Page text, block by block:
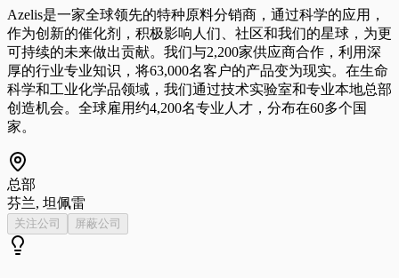
Azelis是一家全球领先的特种原料分销商，通过科学的应用，
作为创新的催化剂，积极影响人们、社区和我们的星球，为更
可持续的未来做出贡献。我们与2,200家供应商合作，利用深
厚的行业专业知识，将63,000名客户的产品变为现实。在生命
科学和工业化学品领域，我们通过技术实验室和专业本地总部
创造机会。全球雇用约4,200名专业人才，分布在60多个国
家。
总部
芬兰, 坦佩雷
关注公司 屏蔽公司